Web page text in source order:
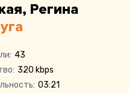
Регина
43
320 kbps
03:21